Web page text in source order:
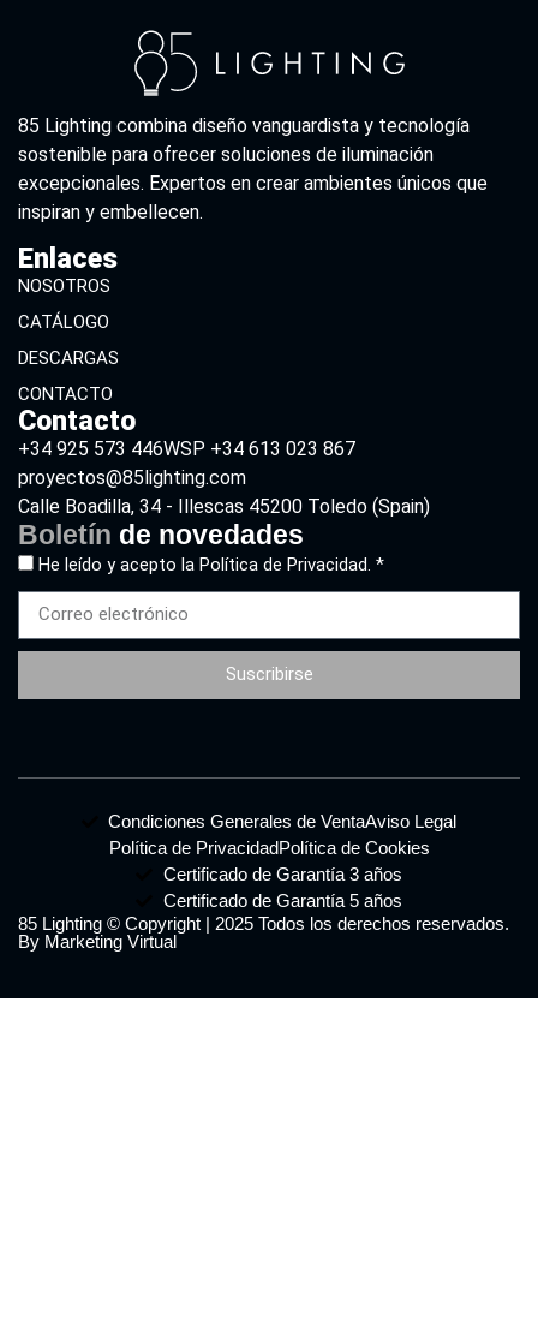
85 Lighting combina diseño vanguardista y tecnología
sostenible para ofrecer soluciones de iluminación
excepcionales. Expertos en crear ambientes únicos que
inspiran y embellecen.
Enlaces
NOSOTROS
CATÁLOGO
DESCARGAS
CONTACTO
Contacto
+34 925 573 446WSP +34 613 023 867
proyectos@85lighting.com
Calle Boadilla, 34 - Illescas 45200 Toledo (Spain)
Boletín de novedades
He leído y acepto la Política de Privacidad. *
Suscribirse
85 Lighting © Copyright | 2025 Todos los derechos reservados.
By Marketing Virtual
Condiciones Generales de VentaAviso Legal
Política de PrivacidadPolítica de Cookies
Certificado de Garantía 3 años
Certificado de Garantía 5 años